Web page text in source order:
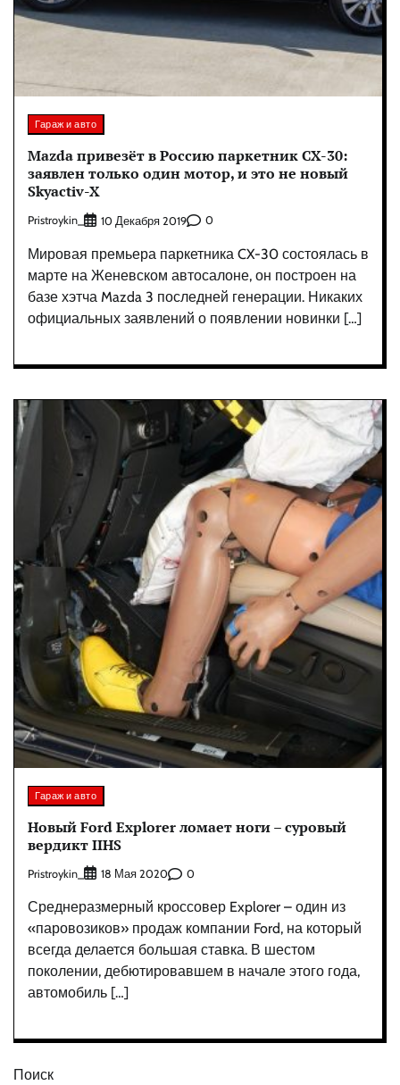
Гараж и авто
Mazda привезёт в Россию паркетник CX-30:
заявлен только один мотор, и это не новый
Skyactiv-X
Pristroykin_ 10 Декабря 2019 0
Мировая премьера паркетника CX-30 состоялась в
марте на Женевском автосалоне, он построен на
базе хэтча Mazda 3 последней генерации. Никаких
официальных заявлений о появлении новинки […]
Гараж и авто
Новый Ford Explorer ломает ноги – суровый
вердикт IIHS
Pristroykin_ 18 Мая 2020 0
Среднеразмерный кроссовер Explorer – один из
«паровозиков» продаж компании Ford, на который
всегда делается большая ставка. В шестом
поколении, дебютировавшем в начале этого года,
автомобиль […]
Поиск